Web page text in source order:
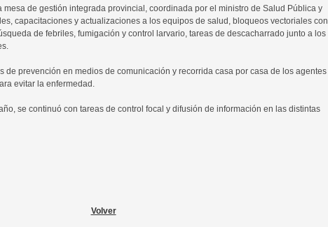
mesa de gestión integrada provincial, coordinada por el ministro de Salud Pública y
capacitaciones y actualizaciones a los equipos de salud, bloqueos vectoriales con
de febriles, fumigación y control larvario, tareas de descacharrado junto a los
de prevención en medios de comunicación y recorrida casa por casa de los agentes
evitar la enfermedad.
se continuó con tareas de control focal y difusión de información en las distintas
Volver